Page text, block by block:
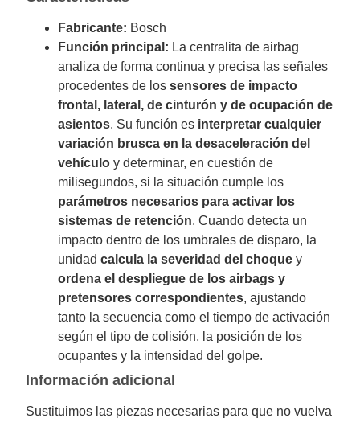
Fabricante: Bosch
Función principal: La centralita de airbag
analiza de forma continua y precisa las señales
procedentes de lossensores de impacto
frontal, lateral, de cinturón y de ocupación de
asientos. Su función es interpretar cualquier
variación brusca en la desaceleración del
vehículo y determinar, en cuestión de
milisegundos, si la situación cumple los
parámetros necesarios para activar los
sistemas de retención. Cuando detecta un
impacto dentro de los umbrales de disparo, la
unidadcalcula la severidad del choque y
ordena el despliegue de los airbags y
pretensores correspondientes, ajustando
tanto la secuencia como el tiempo de activación
según el tipo de colisión, la posición de los
ocupantes y la intensidad del golpe.
Información adicional
Sustituimos las piezas necesarias para que no vuelva